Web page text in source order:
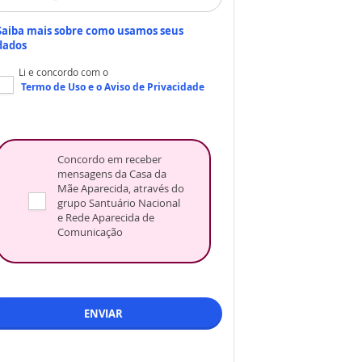
mais sobre como usamos seus
Li e concordo com o
Termo de Usoe oAviso de Privacidade
Concordo em receber
mensagens da Casa da
Mãe Aparecida, através do
grupo Santuário Nacional
e Rede Aparecida de
Comunicação
ENVIAR